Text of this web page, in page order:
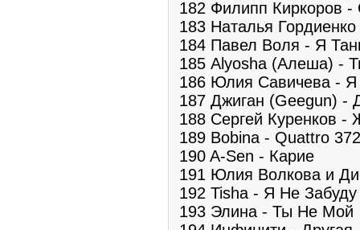
182 Филипп Киркоров
183 Наталья
184 Павел Воля - Я
185 Alyosha (Алеша) -
186 Юлия Савичева -
187 Джиган (Geegun) -
188 Сергей Куренков -
189 Bobina - Quattro 372
190 A-Sen - Карие
191 Юлия Волкова и
192 Tisha - Я Не Забуду
193 Элина - Ты Не Мой